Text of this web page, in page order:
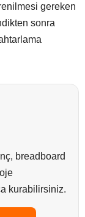
gereken
sonra
breadboard
kurabilirsiniz.